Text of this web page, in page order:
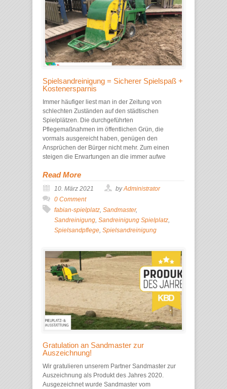
Spielsandreinigung = Sicherer Spielspaß +
Kostenersparnis
Immer häufiger liest man in der Zeitung von
schlechten Zuständen auf den städtischen
Spielplätzen. Die durchgeführten
Pflegemaßnahmen im öffentlichen Grün, die
vormals ausgereicht haben, genügen den
Ansprüchen der Bürger nicht mehr. Zum einen
steigen die Erwartungen an die immer aufwe
Read More
10. März 2021 byAdministrator
0 Comment
fabian-spielplatz, Sandmaster,
Sandreinigung, Sandreinigung Spielplatz,
Spielsandpflege, Spielsandreinigung
Gratulation an Sandmaster zur
Auszeichnung!
Wir gratulieren unserem Partner Sandmaster zur
Auszeichnung als Produkt des Jahres 2020.
Ausgezeichnet wurde Sandmaster vom